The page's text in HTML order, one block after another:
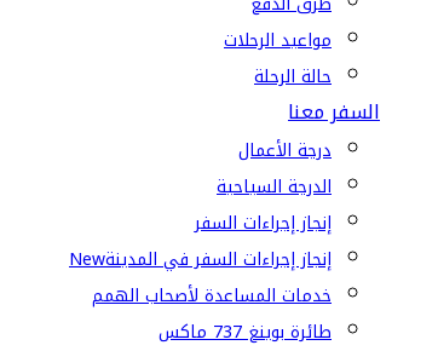
مواعيد الرحلات
حالة الرحلة
السفر معنا
درجة الأعمال
الدرجة السياحية
إنجاز إجراءات السفر
إنجاز إجراءات السفر في المدينةNew
خدمات المساعدة لأصحاب الهمم
طائرة بوينغ 737 ماكس